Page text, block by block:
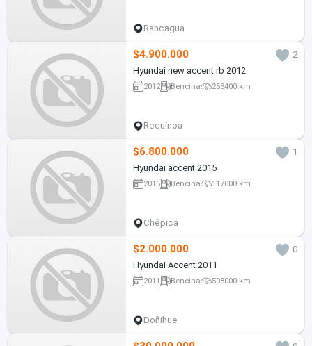
Rancagua
$4.900.000
2
Hyundai new accent rb 2012
2012 Bencina 258400 km
Requínoa
$6.800.000
1
Hyundai accent 2015
2015 Bencina 117000 km
Chépica
$2.000.000
0
Hyundai Accent 2011
2011 Bencina 508000 km
Doñihue